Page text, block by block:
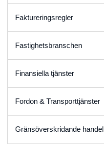
Faktureringsregler
Fastighetsbranschen
Finansiella tjänster
Fordon & Transporttjänster
Gränsöverskridande handel